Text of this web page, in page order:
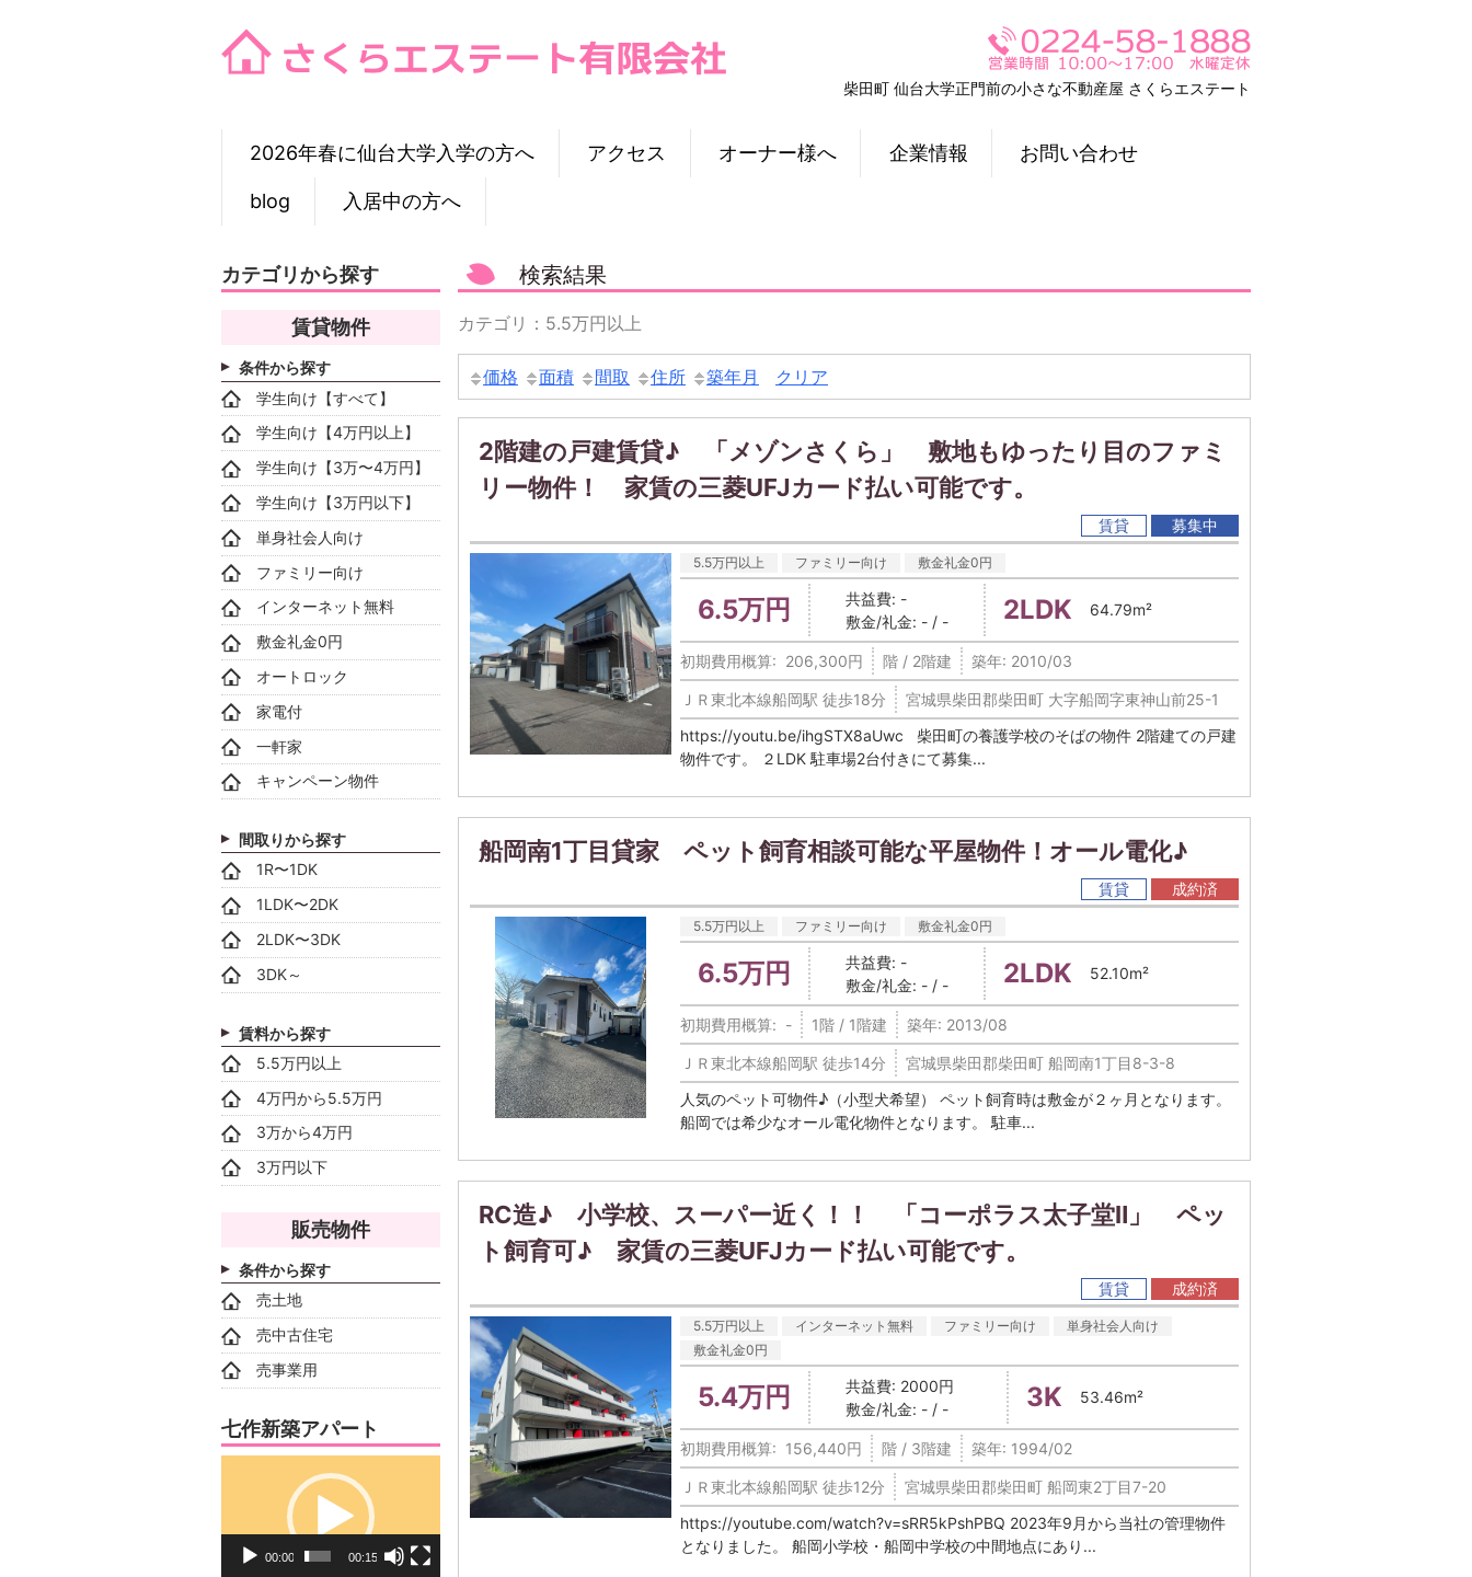
柴田町 仙台大学正門前の小さな不動産屋 さくらエステート
2026年春に仙台大学入学の方へ アクセス オーナー様へ 企業情報 お問い合わせ
blog 入居中の方へ
検索結果
カテゴリ：5.5万円以上
価格 面積 間取 住所 築年月 クリア
2階建の戸建賃貸♪ 「メゾンさくら」 敷地もゆったり目のファミ
リー物件！ 家賃の三菱UFJカード払い可能です。
賃貸 募集中
5.5万円以上 ファミリー向け 敷金礼金0円
6.5万円
共益費: -
敷金/礼金: - / -
2LDK 64.79m²
初期費用概算: 206,300円 階 / 2階建 築年: 2010/03
ＪＲ東北本線船岡駅 徒歩18分
宮城県柴田郡柴田町 大字船岡字東神山前25-1
https://youtu.be/ihgSTX8aUwc 柴田町の養護学校のそばの物件 2階建ての戸建
物件です。 ２LDK 駐車場2台付きにて募集...
船岡南1丁目貸家 ペット飼育相談可能な平屋物件！オール電化♪
賃貸 成約済
5.5万円以上 ファミリー向け 敷金礼金0円
6.5万円
共益費: -
敷金/礼金: - / -
2LDK 52.10m²
初期費用概算: - 1階 / 1階建 築年: 2013/08
ＪＲ東北本線船岡駅 徒歩14分
宮城県柴田郡柴田町 船岡南1丁目8-3-8
人気のペット可物件♪（小型犬希望） ペット飼育時は敷金が２ヶ月となります。
船岡では希少なオール電化物件となります。 駐車...
RC造♪ 小学校、スーパー近く！！ 「コーポラス太子堂Ⅱ」 ペッ
ト飼育可♪ 家賃の三菱UFJカード払い可能です。
賃貸 成約済
5.5万円以上 インターネット無料 ファミリー向け
単身社会人向け
敷金礼金0円
5.4万円
共益費: 2000円
敷金/礼金: - / -
3K 53.46m²
初期費用概算: 156,440円 階 / 3階建 築年: 1994/02
ＪＲ東北本線船岡駅 徒歩12分
宮城県柴田郡柴田町 船岡東2丁目7-20
https://youtube.com/watch?v=sRR5kPshPBQ 2023年9月から当社の管理物件
となりました。 船岡小学校・船岡中学校の中間地点にあり...
カテゴリから探す
賃貸物件
条件から探す
学生向け【すべて】
学生向け【4万円以上】
学生向け【3万〜4万円】
学生向け【3万円以下】
単身社会人向け
ファミリー向け
インターネット無料
敷金礼金0円
オートロック
家電付
一軒家
キャンペーン物件
間取りから探す
1R〜1DK
1LDK〜2DK
2LDK〜3DK
3DK～
賃料から探す
5.5万円以上
4万円から5.5万円
3万から4万円
3万円以下
販売物件
条件から探す
売土地
売中古住宅
売事業用
七作新築アパート
00:00 00:15